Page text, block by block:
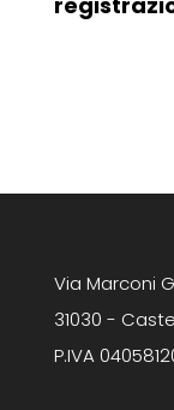
Via Marconi
31030 -
P.IVA